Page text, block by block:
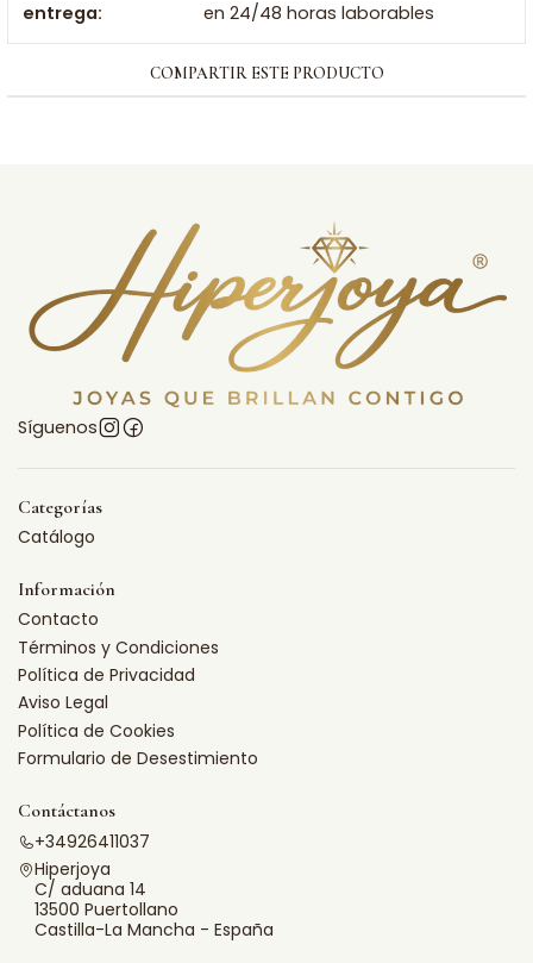
entrega:
en 24/48 horas laborables
COMPARTIR ESTE PRODUCTO
Síguenos
Categorías
Catálogo
Información
Contacto
Términos y Condiciones
Política de Privacidad
Aviso Legal
Política de Cookies
Formulario de Desestimiento
Contáctanos
+34926411037
Hiperjoya
C/ aduana 14
13500 Puertollano
Castilla-La Mancha - España